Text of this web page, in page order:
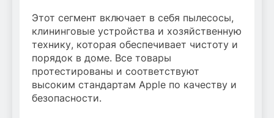
Этот сегмент включает в себя пылесосы,
клининговые устройства и хозяйственную
технику, которая обеспечивает чистоту и
порядок в доме. Все товары
протестированы и соответствуют
высоким стандартам Apple по качеству и
безопасности.